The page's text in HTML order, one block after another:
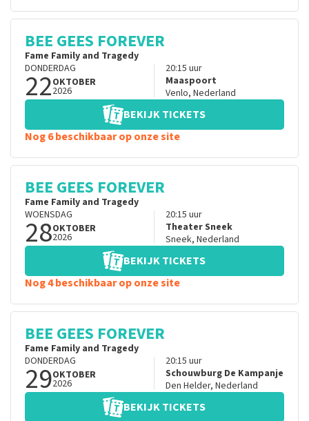
BEE GEES FOREVER
Fame Family and Tragedy
DONDERDAG
22OKTOBER
2026
20:15 uur
Maaspoort
Venlo, Nederland
BEKIJK TICKETS
Nog 6 beschikbaar op onze site
BEE GEES FOREVER
Fame Family and Tragedy
WOENSDAG
28OKTOBER
2026
20:15 uur
Theater Sneek
Sneek, Nederland
BEKIJK TICKETS
Nog 4 beschikbaar op onze site
BEE GEES FOREVER
Fame Family and Tragedy
DONDERDAG
29OKTOBER
2026
20:15 uur
Schouwburg De Kampanje
Den Helder, Nederland
BEKIJK TICKETS